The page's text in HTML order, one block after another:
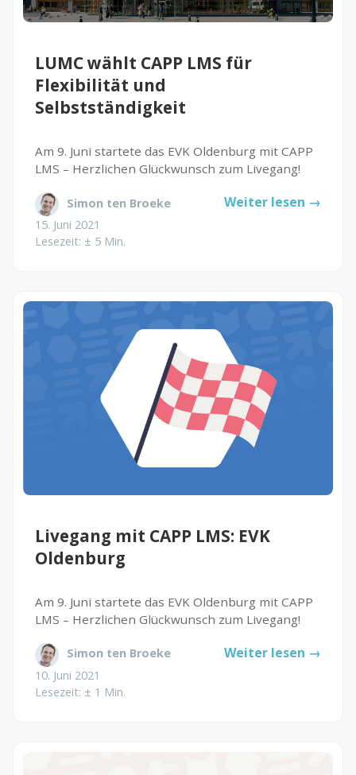
LUMC wählt CAPP LMS für
Flexibilität und
Selbstständigkeit
Am 9. Juni startete das EVK Oldenburg mit CAPP
LMS – Herzlichen Glückwunsch zum Livegang!
Simon ten Broeke
15. Juni 2021
Lesezeit: ± 5 Min.
Weiter lesen →
Livegang mit CAPP LMS: EVK
Oldenburg
Am 9. Juni startete das EVK Oldenburg mit CAPP
LMS – Herzlichen Glückwunsch zum Livegang!
Simon ten Broeke
10. Juni 2021
Lesezeit: ± 1 Min.
Weiter lesen →